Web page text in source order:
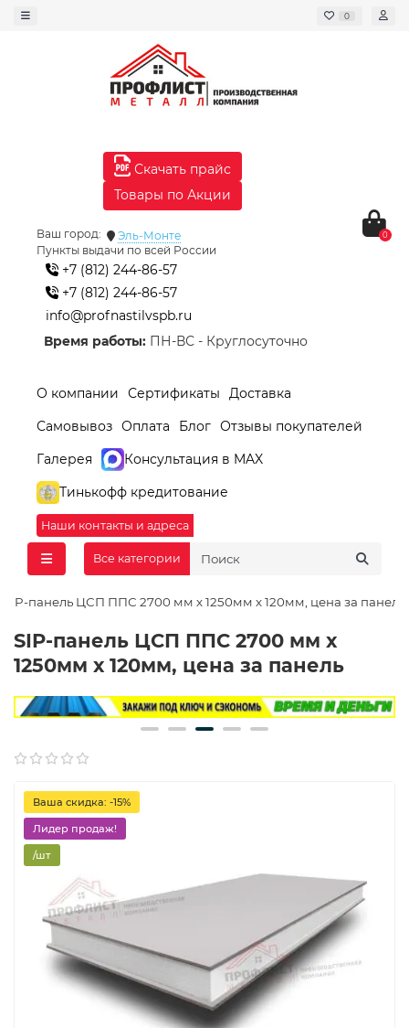
0
Скачать прайс
Товары по Акции
Ваш город:
Эль-Монте
Пункты выдачи по всей России
+7 (812) 244-86-57
+7 (812) 244-86-57
info@profnastilvspb.ru
Время работы: ПН-ВС - Круглосуточно
0
О компании Сертификаты
Доставка
Самовывоз Оплата Блог Отзывы покупателей
Галерея
Консультация в MAX
Тинькофф кредитование
Наши контакты и адреса
Все категории
SIP-панель ЦСП ППС 2700 мм х 1250мм х 120мм, цена за панель
SIP-панель ЦСП ППС 2700 мм х
1250мм х 120мм, цена за панель
Ваша скидка: -15%
Лидер продаж!
/шт